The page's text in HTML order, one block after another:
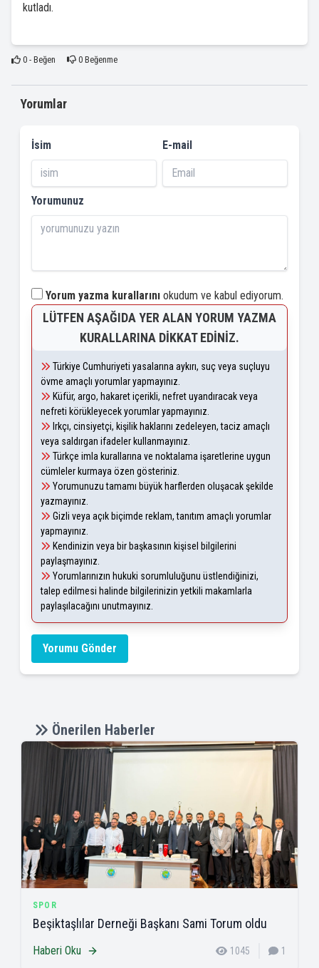
kutladı.
0- Beğen 0Beğenme
Yorumlar
İsim E-mail
Yorumunuz
Yorum yazma kurallarını okudum ve kabul ediyorum.
LÜTFEN AŞAĞIDA YER ALAN YORUM YAZMA
KURALLARINA DIKKAT EDINIZ.
Türkiye Cumhuriyeti yasalarına aykırı, suç veya suçluyu
övme amaçlı yorumlar yapmayınız.
Küfür, argo, hakaret içerikli, nefret uyandıracak veya
nefreti körükleyecek yorumlar yapmayınız.
Irkçı, cinsiyetçi, kişilik haklarını zedeleyen, taciz amaçlı
veya saldırgan ifadeler kullanmayınız.
Türkçe imla kurallarına ve noktalama işaretlerine uygun
cümleler kurmaya özen gösteriniz.
Yorumunuzu tamamı büyük harflerden oluşacak şekilde
yazmayınız.
Gizli veya açık biçimde reklam, tanıtım amaçlı yorumlar
yapmayınız.
Kendinizin veya bir başkasının kişisel bilgilerini
paylaşmayınız.
Yorumlarınızın hukuki sorumluluğunu üstlendiğinizi,
talep edilmesi halinde bilgilerinizin yetkili makamlarla
paylaşılacağını unutmayınız.
Yorumu Gönder
Önerilen Haberler
SPOR
Beşiktaşlılar Derneği Başkanı Sami Torum oldu
Haberi Oku 1045 1